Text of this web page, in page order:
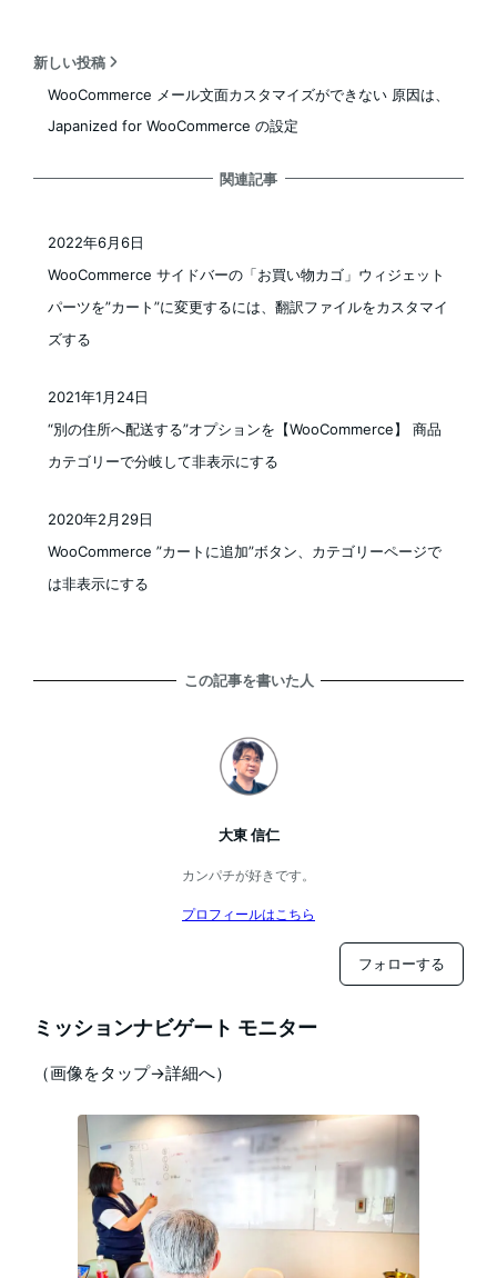
新しい投稿
WooCommerce メール文面カスタマイズができない 原因は、
Japanized for WooCommerce の設定
関連記事
WooCommerce サイドバーの「お買い物カゴ」ウィジェット
パーツを”カート”に変更するには、翻訳ファイルをカスタマイ
ズする
2022年6月6日
“別の住所へ配送する”オプションを【WooCommerce】 商品
カテゴリーで分岐して非表示にする
2021年1月24日
WooCommerce ”カートに追加”ボタン、カテゴリーページで
は非表示にする
2020年2月29日
この記事を書いた人
大東 信仁
カンパチが好きです。
プロフィールはこちら
フォローする
ミッションナビゲート モニター
（画像をタップ→詳細へ）